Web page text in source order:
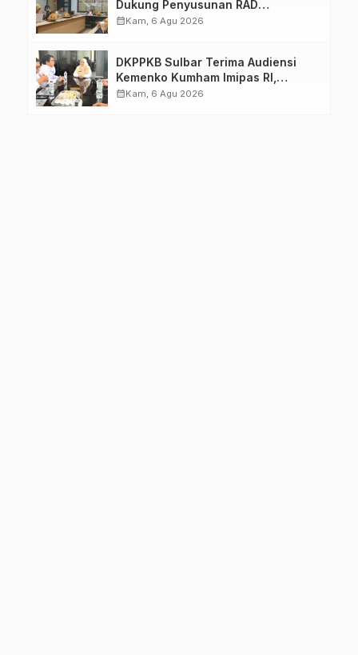
Dukung Penyusunan RAD
TPB/SDGs Sulawesi Barat
calendar_monthKam, 6 Agu 2026
DKPPKB Sulbar Terima Audiensi
Kemenko Kumham Imipas RI,
Perkuat Pelayanan Kesehatan bagi
calendar_monthKam, 6 Agu 2026